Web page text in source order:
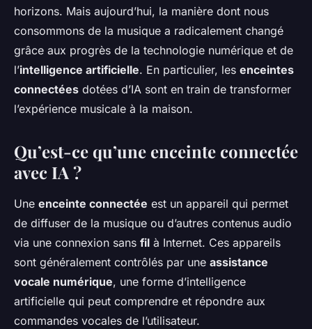
horizons. Mais aujourd’hui, la manière dont nous
consommons de la musique a radicalement changé
grâce aux progrès de la technologie numérique et de
l’intelligence artificielle. En particulier, les enceintes
connectées dotées d’IA sont en train de transformer
l’expérience musicale à la maison.
Qu’est-ce qu’une enceinte connectée
avec IA ?
Une enceinte connectée est un appareil qui permet
de diffuser de la musique ou d’autres contenus audio
via une connexion sans fil à Internet. Ces appareils
sont généralement contrôlés par une assistance
vocale numérique, une forme d’intelligence
artificielle qui peut comprendre et répondre aux
commandes vocales de l’utilisateur.